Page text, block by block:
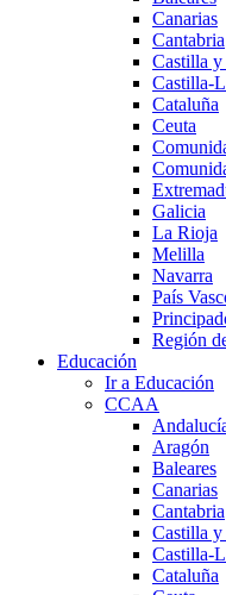
Canarias
Cantabria
Castilla
Castilla-
Cataluña
Ceuta
Galicia
La Rioja
Melilla
Navarra
País
Región
Educación
Ir a Educación
CCAA
Aragón
Baleares
Canarias
Cantabria
Castilla
Castilla-
Cataluña